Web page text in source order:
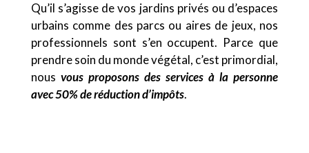
Qu’il s’agisse de vos jardins privés ou d’espaces
urbains comme des parcs ou aires de jeux, nos
professionnels sont s’en occupent. Parce que
prendre soin du monde végétal, c’est primordial,
nous vous proposons des services à la personne
avec 50% de réduction d’impôts.